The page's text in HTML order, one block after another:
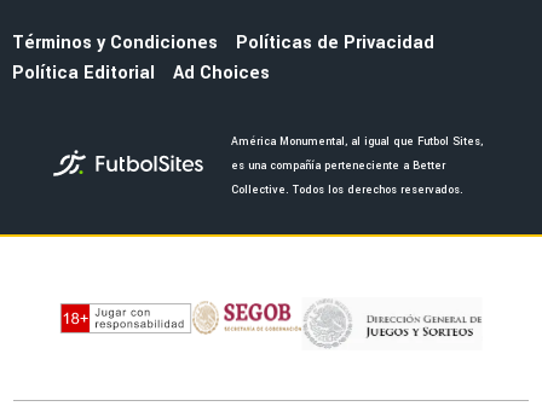
Términos y Condiciones
Políticas de Privacidad
Política Editorial
Ad Choices
América Monumental, al igual que Futbol Sites,
es una compañía perteneciente a Better
Collective. Todos los derechos reservados.